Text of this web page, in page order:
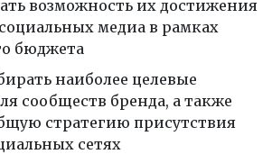
возможность их достижения
медиа в рамках
бюджета
наиболее целевые
сообществ бренда, а также
стратегию присутствия
сетях